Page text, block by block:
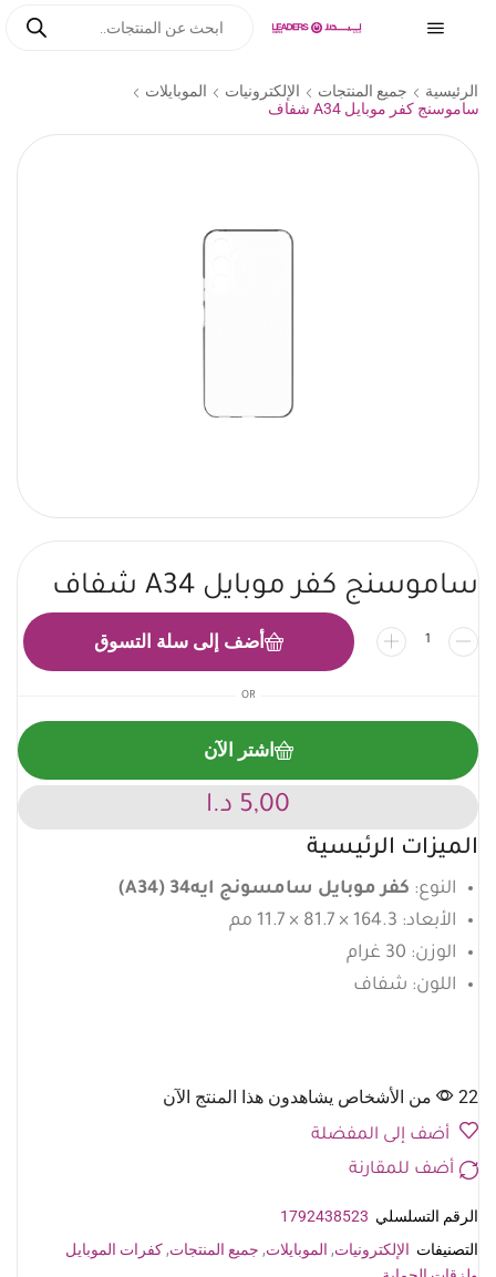
الرئيسية جميع المنتجات الإلكترونيات
الموبايلات
ساموسنج كفر موبايل A34 شفاف
ساموسنج كفر موبايل A34 شفاف
أضف إلى سلة التسوق
OR
اشتر الآن
5,00 د.ا
الميزات الرئيسية
النوع: كفر موبايل سامسونج ايه34 (A34)
الأبعاد: 164.3 × 81.7 × 11.7 مم
الوزن: 30 غرام
اللون: شفاف
22 من الأشخاص يشاهدون هذا المنتج الآن
أضف إلى المفضلة
أضف للمقارنة
الرقم التسلسلي 1792438523
التصنيفات الإلكترونيات, الموبايلات, جميع المنتجات, كفرات الموبايل